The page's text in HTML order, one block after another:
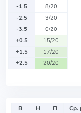
-1.5
8/20
-2.5
3/20
-3.5
0/20
+0.5
15/20
+1.5
17/20
+2.5
20/20
В Н П Ср.